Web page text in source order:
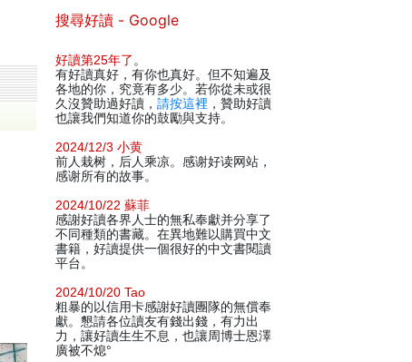
搜尋好讀 - Google
好讀第25年了 。
有好讀真好，有你也真好。但不知遍及
各地的你，究竟有多少。若你從未或很
久沒贊助過好讀， 請按這裡 ，贊助好讀
也讓我們知道你的鼓勵與支持。
2024/12/3 小黄
前人栽树，后人乘凉。感谢好读网站，
感谢所有的故事。
2024/10/22 蘇菲
感謝好讀各界人士的無私奉獻并分享了
不同種類的書藏。在異地難以購買中文
書籍，好讀提供一個很好的中文書閱讀
平台。
2024/10/20 Tao
粗暴的以信用卡感謝好讀團隊的無償奉
獻。懇請各位讀友有錢出錢，有力出
力，讓好讀生生不息，也讓周博士恩澤
廣被不熄°